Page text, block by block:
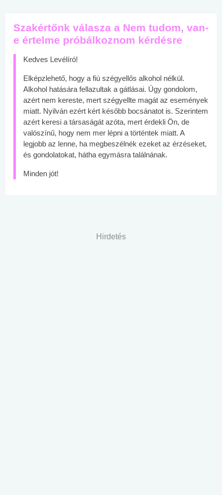
Szakértőnk válasza a Nem tudom, van-
e értelme próbálkoznom kérdésre
Kedves Levélíró!
Elképzlehető, hogy a fiú szégyellős alkohol nélkül.
Alkohol hatására fellazultak a gátlásai. Úgy gondolom,
azért nem kereste, mert szégyellte magát az események
miatt. Nyilván ezért kért később bocsánatot is. Szerintem
azért keresi a társaságát azóta, mert érdekli Ön, de
valószínű, hogy nem mer lépni a történtek miatt. A
legjobb az lenne, ha megbeszélnék ezeket az érzéseket,
és gondolatokat, hátha egymásra találnának.
Minden jót!
Hirdetés